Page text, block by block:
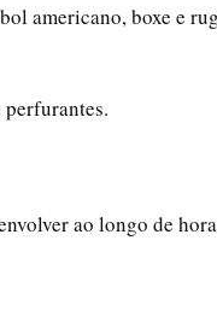
americano, boxe e
ao longo de